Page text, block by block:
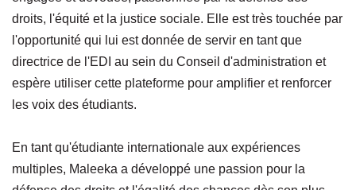
droits, l'équité et la justice sociale. Elle est très touchée par
l'opportunité qui lui est donnée de servir en tant que
directrice de l'EDI au sein du Conseil d'administration et
espère utiliser cette plateforme pour amplifier et renforcer
les voix des étudiants.
En tant qu'étudiante internationale aux expériences
multiples, Maleeka a développé une passion pour la